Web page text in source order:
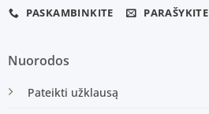
PASKAMBINKITE PARAŠYKITE
Nuorodos
Pateikti užklausą